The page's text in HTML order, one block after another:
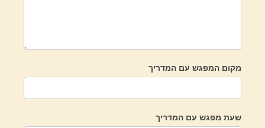
מקום המפגש עם המדריך
שעת מפגש עם המדריך